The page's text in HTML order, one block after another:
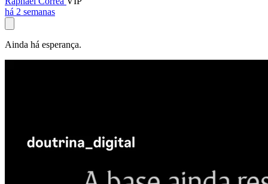
há 2 semanas
Ainda há esperança.